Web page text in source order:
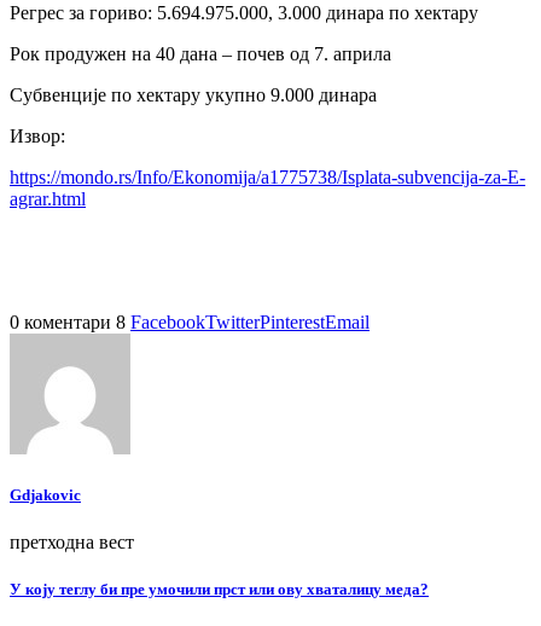
Регрес за гориво: 5.694.975.000, 3.000 динара по хектару
Рок продужен на 40 дана – почев од 7. априла
Субвенције по хектару укупно 9.000 динара
Извор:
https://mondo.rs/Info/Ekonomija/a1775738/Isplata-subvencija-za-E-
agrar.html
0 коментари 8 FacebookTwitterPinterestEmail
Gdjakovic
претходна вест
У коју теглу би пре умочили прст или ову хваталицу меда?